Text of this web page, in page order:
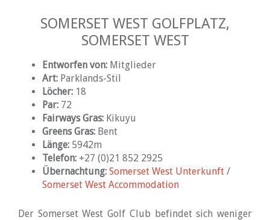
SOMERSET WEST GOLFPLATZ,
SOMERSET WEST
Entworfen von: Mitglieder
Art: Parklands-Stil
Löcher: 18
Par: 72
Fairways Gras: Kikuyu
Greens Gras: Bent
Länge: 5942m
Telefon: +27 (0)21 852 2925
Übernachtung: Somerset West Unterkunft /
Somerset West Accommodation
Der Somerset West Golf Club befindet sich weniger